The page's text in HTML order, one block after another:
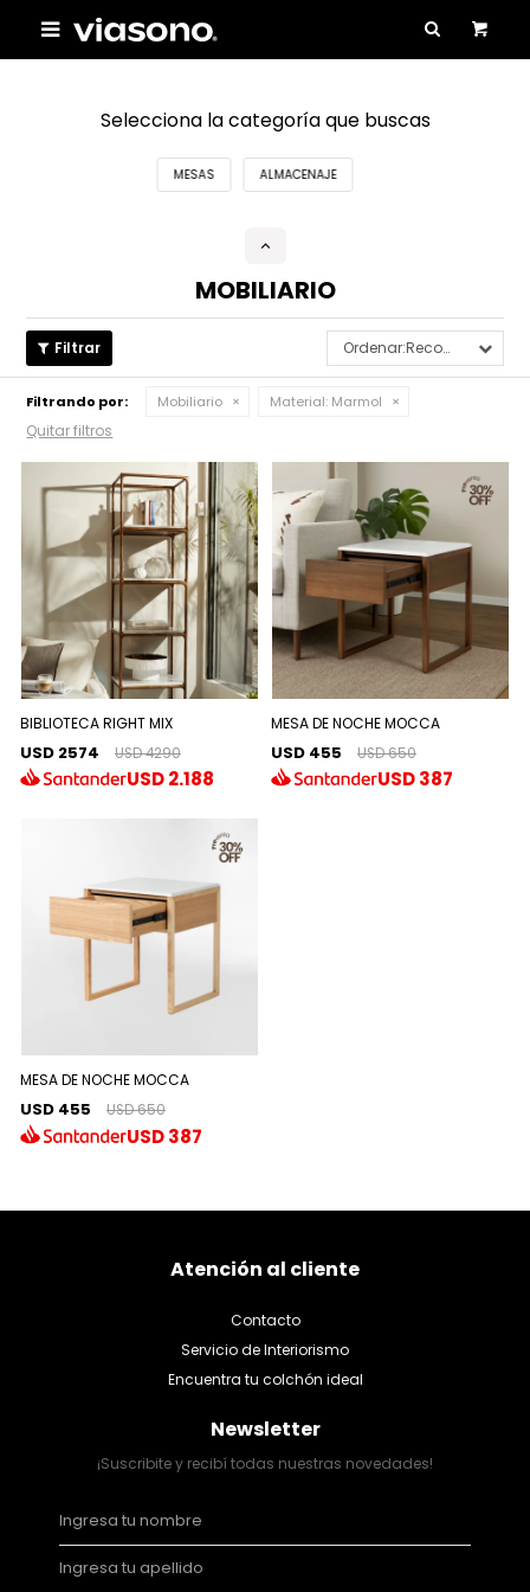

Selecciona la categoría que buscas
MESAS ALMACENAJE
MOBILIARIO
Recomendados
Filtrando por: Mobiliario Material: Marmol
Quitar filtros
BIBLIOTECA RIGHT MIX
USD 2574 USD 4290
USD2.188
MESA DE NOCHE MOCCA
USD 455 USD 650
USD387
MESA DE NOCHE MOCCA
USD 455 USD 650
USD387
Atención al cliente
Contacto
Servicio de Interiorismo
Encuentra tu colchón ideal
Newsletter
¡Suscribite y recibí todas nuestras novedades!